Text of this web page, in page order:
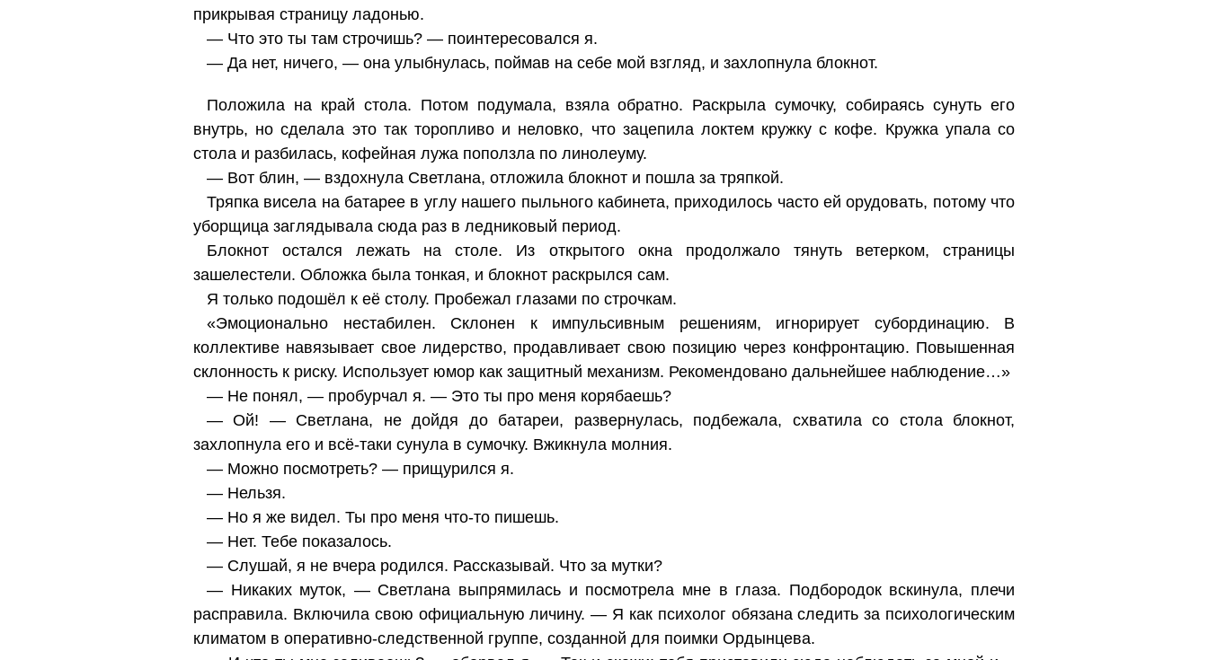
прикрывая страницу ладонью.
— Что это ты там строчишь? — поинтересовался я.
— Да нет, ничего, — она улыбнулась, поймав на себе мой взгляд, и захлопнула блокнот.
Положила на край стола. Потом подумала, взяла обратно. Раскрыла сумочку, собираясь сунуть его
внутрь, но сделала это так торопливо и неловко, что зацепила локтем кружку с кофе. Кружка упала со
стола и разбилась, кофейная лужа поползла по линолеуму.
— Вот блин, — вздохнула Светлана, отложила блокнот и пошла за тряпкой.
Тряпка висела на батарее в углу нашего пыльного кабинета, приходилось часто ей орудовать, потому что
уборщица заглядывала сюда раз в ледниковый период.
Блокнот остался лежать на столе. Из открытого окна продолжало тянуть ветерком, страницы
зашелестели. Обложка была тонкая, и блокнот раскрылся сам.
Я только подошёл к её столу. Пробежал глазами по строчкам.
«Эмоционально нестабилен. Склонен к импульсивным решениям, игнорирует субординацию. В
коллективе навязывает свое лидерство, продавливает свою позицию через конфронтацию. Повышенная
склонность к риску. Использует юмор как защитный механизм. Рекомендовано дальнейшее наблюдение…»
— Не понял, — пробурчал я. — Это ты про меня корябаешь?
— Ой! — Светлана, не дойдя до батареи, развернулась, подбежала, схватила со стола блокнот,
захлопнула его и всё-таки сунула в сумочку. Вжикнула молния.
— Можно посмотреть? — прищурился я.
— Нельзя.
— Но я же видел. Ты про меня что-то пишешь.
— Нет. Тебе показалось.
— Слушай, я не вчера родился. Рассказывай. Что за мутки?
— Никаких муток, — Светлана выпрямилась и посмотрела мне в глаза. Подбородок вскинула, плечи
расправила. Включила свою официальную личину. — Я как психолог обязана следить за психологическим
климатом в оперативно-следственной группе, созданной для поимки Ордынцева.